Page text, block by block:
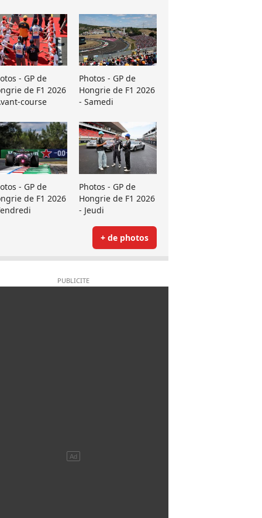
- GP de
de F1 2026
course
Photos - GP de
Hongrie de F1 2026
- Samedi
- GP de
de F1 2026
Photos - GP de
Hongrie de F1 2026
- Jeudi
+ de photos